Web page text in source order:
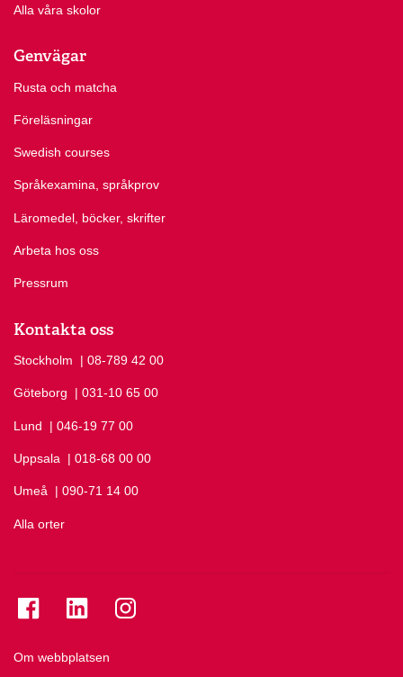
Alla våra skolor
Genvägar
Rusta och matcha
Föreläsningar
Swedish courses
Språkexamina, språkprov
Läromedel, böcker, skrifter
Arbeta hos oss
Pressrum
Kontakta oss
Stockholm Ring Stockholm på
| 08-789 42 00
Göteborg Ring Göteborg på
| 031-10 65 00
Lund Ring Lund på
| 046-19 77 00
Uppsala Ring Uppsala på
| 018-68 00 00
Umeå Ring Umeå på
| 090-71 14 00
Alla orter
Om webbplatsen
Se folkuniversitetet på Facebook
Se folkuniversitetet på LinkedIn